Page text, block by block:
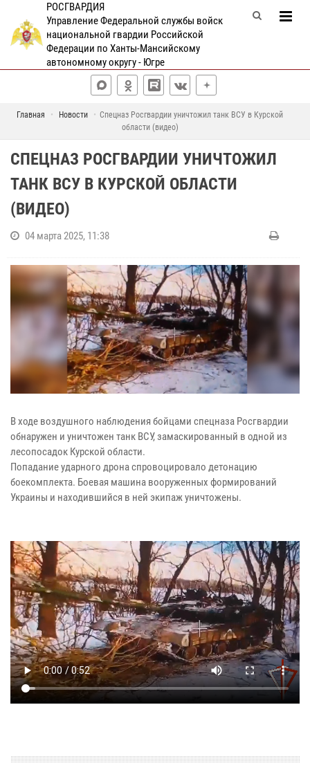
РОСГВАРДИЯ
Управление Федеральной службы войск
национальной гвардии Российской
Федерации по Ханты-Мансийскому
автономному округу - Югре
Главная Новости
Спецназ Росгвардии уничтожил танк ВСУ в Курской
области (видео)
СПЕЦНАЗ РОСГВАРДИИ УНИЧТОЖИЛ
ТАНК ВСУ В КУРСКОЙ ОБЛАСТИ
(ВИДЕО)
04 марта 2025, 11:38
В ходе воздушного наблюдения бойцами спецназа Росгвардии
обнаружен и уничтожен танк ВСУ, замаскированный в одной из
лесопосадок Курской области.
Попадание ударного дрона спровоцировало детонацию
боекомплекта. Боевая машина вооруженных формирований
Украины и находившийся в ней экипаж уничтожены.